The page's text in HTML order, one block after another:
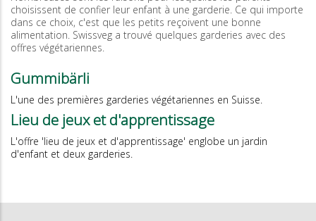
choisissent de confier leur enfant à une garderie. Ce qui importe
dans ce choix, c'est que les petits reçoivent une bonne
alimentation. Swissveg a trouvé quelques garderies avec des
offres végétariennes.
Gummibärli
L'une des premières garderies végétariennes en Suisse.
Lieu de jeux et d'apprentissage
L'offre 'lieu de jeux et d'apprentissage' englobe un jardin
d'enfant et deux garderies.